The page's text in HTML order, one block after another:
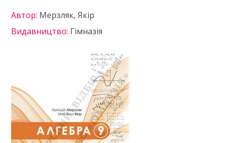
Автор: Мерзляк, Якір
Видавництво: Гімназія